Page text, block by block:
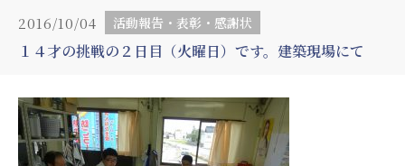
2016/10/04 活動報告・表彰・感謝状
１４才の挑戦の２日目（火曜日）です。建築現場にて